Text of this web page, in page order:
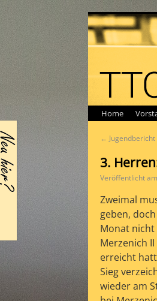
Home
←
3.
Veröffentlicht am
Zweimal
geben,
Monat nicht
Merzenich
erreicht
Sieg
wieder am